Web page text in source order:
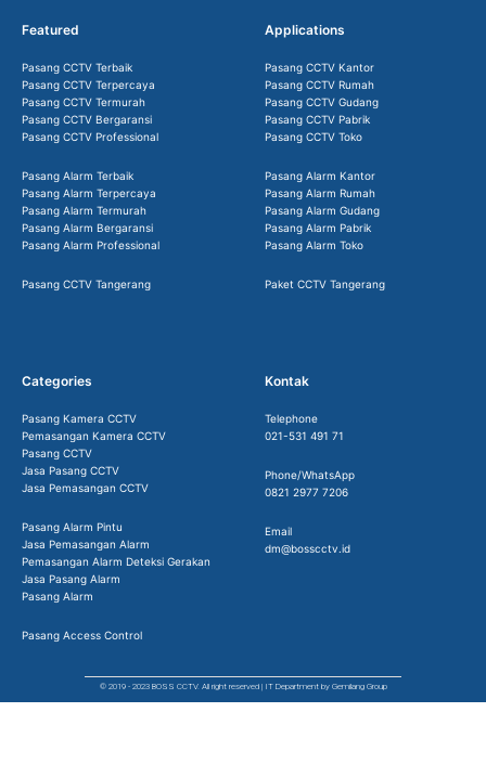
Featured
Pasang CCTV Terbaik
Pasang CCTV Terpercaya
Pasang CCTV Termurah
Pasang CCTV Bergaransi
Pasang CCTV Professional
Pasang Alarm Terbaik
Pasang Alarm Terpercaya
Pasang Alarm Termurah
Pasang Alarm Bergaransi
Pasang Alarm Professional
Pasang CCTV Tangerang
Applications
Pasang CCTV Kantor
Pasang CCTV Rumah
Pasang CCTV Gudang
Pasang CCTV Pabrik
Pasang CCTV Toko
Pasang Alarm Kantor
Pasang Alarm Rumah
Pasang Alarm Gudang
Pasang Alarm Pabrik
Pasang Alarm Toko
Paket CCTV Tangerang
Categories
Pasang Kamera CCTV
Pemasangan Kamera CCTV
Pasang CCTV
Jasa Pasang CCTV
Jasa Pemasangan CCTV
Pasang Alarm Pintu
Jasa Pemasangan Alarm
Pemasangan Alarm Deteksi Gerakan
Jasa Pasang Alarm
Pasang Alarm
Pasang Access Control
Kontak
Telephone
021-531 491 71
Phone/WhatsApp
0821 2977 7206
Email
dm@bosscctv.id
© 2019 - 2023 BOSS CCTV. All right reserved | IT Department by Gemilang Group